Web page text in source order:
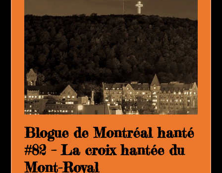
Blogue de Montréal hanté
#82 – La croix hantée du
Mont-Royal